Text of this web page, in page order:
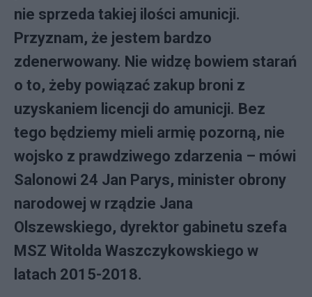
nie sprzeda takiej ilości amunicji.
Przyznam, że jestem bardzo
zdenerwowany. Nie widzę bowiem starań
o to, żeby powiązać zakup broni z
uzyskaniem licencji do amunicji. Bez
tego będziemy mieli armię pozorną, nie
wojsko z prawdziwego zdarzenia – mówi
Salonowi 24 Jan Parys, minister obrony
narodowej w rządzie Jana
Olszewskiego, dyrektor gabinetu szefa
MSZ Witolda Waszczykowskiego w
latach 2015-2018.